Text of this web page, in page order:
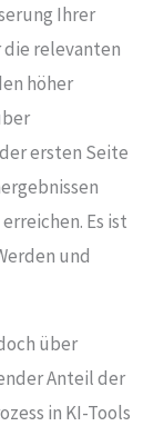
Ihrer
die relevanten
höher
ersten Seite
Es ist
und
über
Anteil der
in KI-Tools